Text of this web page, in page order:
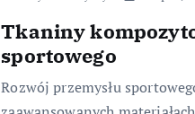
Tkaniny
sportowego
Rozwój przemysłu